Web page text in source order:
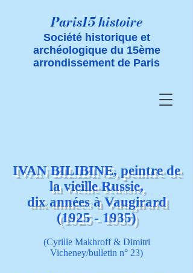
Paris15 histoire
Société historique et
archéologique du 15ème
arrondissement de Paris
IVAN BILIBINE, peintre de
la vieille Russie,
dix années à Vaugirard
(1925 - 1935)
(Cyrille Makhroff & Dimitri
Vicheney/bulletin n° 23)